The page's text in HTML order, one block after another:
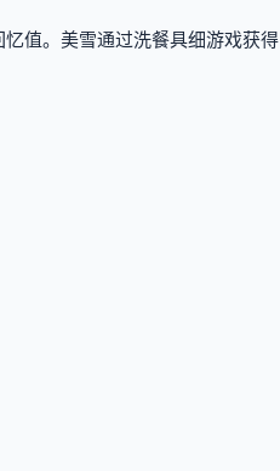
值。 美雪通过洗餐具细游戏获得